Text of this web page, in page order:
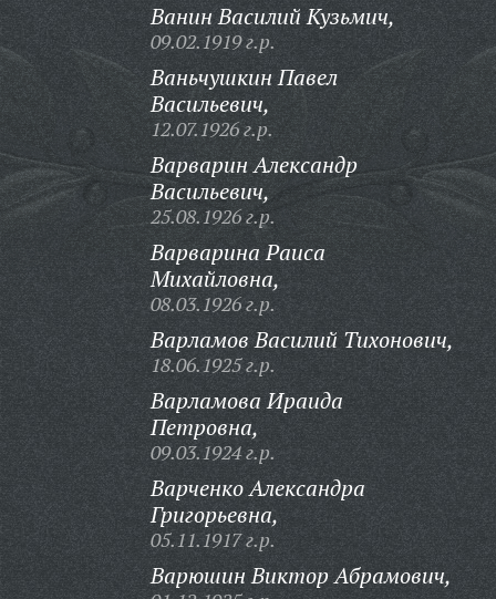
Ванин Василий Кузьмич,
09.02.1919 г.р.
Ваньчушкин Павел
Васильевич,
12.07.1926 г.р.
Варварин Александр
Васильевич,
25.08.1926 г.р.
Варварина Раиса
Михайловна,
08.03.1926 г.р.
Варламов Василий Тихонович,
18.06.1925 г.р.
Варламова Ираида
Петровна,
09.03.1924 г.р.
Варченко Александра
Григорьевна,
05.11.1917 г.р.
Варюшин Виктор Абрамович,